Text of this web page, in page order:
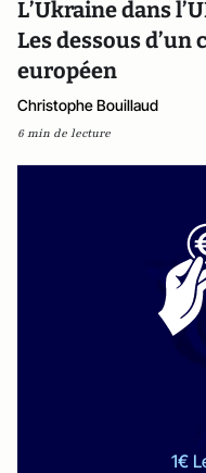
L’Ukraine dans
Les dessous d’un
européen
Christophe Bouillaud
6 min de lecture
1€